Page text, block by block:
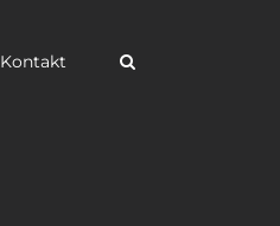
Kontakt